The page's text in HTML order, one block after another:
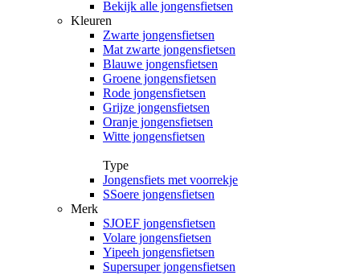
Bekijk alle jongensfietsen
Kleuren
Zwarte jongensfietsen
Mat zwarte jongensfietsen
Blauwe jongensfietsen
Groene jongensfietsen
Rode jongensfietsen
Grijze jongensfietsen
Oranje jongensfietsen
Witte jongensfietsen
Type
Jongensfiets met voorrekje
SSoere jongensfietsen
Merk
SJOEF jongensfietsen
Volare jongensfietsen
Yipeeh jongensfietsen
Supersuper jongensfietsen